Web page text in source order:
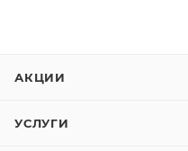
АКЦИИ
УСЛУГИ